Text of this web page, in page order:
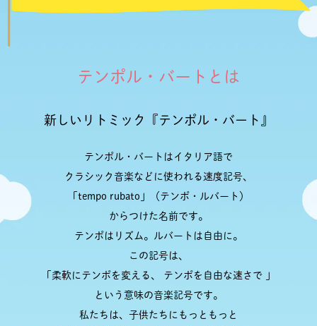
テンポル・バートとは
新しいリトミック『テンポル・バート』
テンポル・バートはイタリア語で
クラシック音楽などに使われる速度記号、
「tempo rubato」（テンポ・ルバート）
からつけた名前です。
テンポはリズム。ルバートは自由に。
この記号は、
「柔軟にテンポを変える、 テンポを自由な速さで 」
という意味の音楽記号です。
私たちは、子供たちにもっともっと